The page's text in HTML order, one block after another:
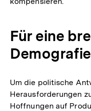
Für eine
Um die politische
Herausforderungen
Hoffnungen auf